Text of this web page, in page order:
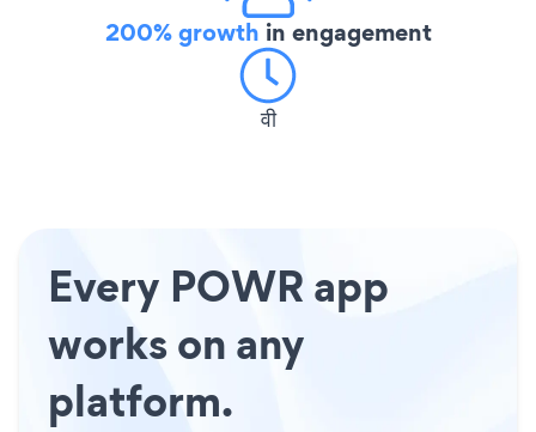
200% growth in engagement
वी
Every POWR app
works on any
platform.